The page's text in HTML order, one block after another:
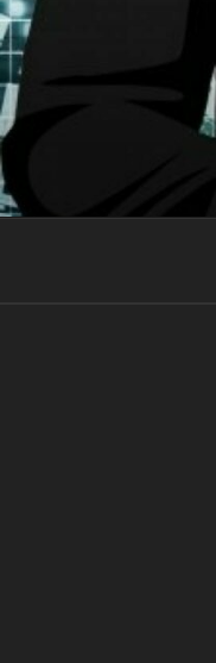
Aller
au
contenu
principal